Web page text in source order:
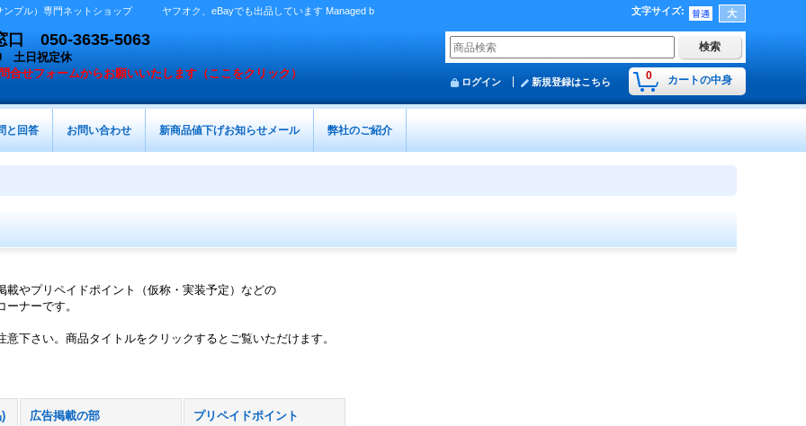
ンプル）専門ネットショップ ヤフオク、eBayでも出品しています Managed b 文字サイズ:
口 050-3635-5063
土日祝定休
合せフォームからお願いいたします（ここをクリック）
0 カートの中身
ログイン 新規登録はこちら
と回答 お問い合わせ 新商品値下げお知らせメール 弊社のご紹介
載やプリペイドポイント（仮称・実装予定）などの
ナーです。
下さい。商品タイトルをクリックするとご覧いただけます。
広告掲載の部 プリペイドポイント